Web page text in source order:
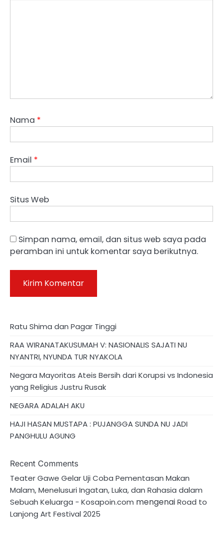
Nama *
Email *
Situs Web
Simpan nama, email, dan situs web saya pada
peramban ini untuk komentar saya berikutnya.
Ratu Shima dan Pagar Tinggi
RAA WIRANATAKUSUMAH V: NASIONALIS SAJATI NU
NYANTRI, NYUNDA TUR NYAKOLA
Negara Mayoritas Ateis Bersih dari Korupsi vs Indonesia
yang Religius Justru Rusak
NEGARA ADALAH AKU
HAJI HASAN MUSTAPA : PUJANGGA SUNDA NU JADI
PANGHULU AGUNG
Recent Comments
Teater Gawe Gelar Uji Coba Pementasan Makan
Malam, Menelusuri Ingatan, Luka, dan Rahasia dalam
Sebuah Keluarga - Kosapoin.com mengenaiRoad to
Lanjong Art Festival 2025